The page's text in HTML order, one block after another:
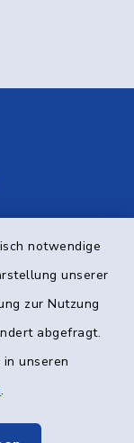
notwendige
unserer
zur Nutzung
abgefragt.
unseren
.